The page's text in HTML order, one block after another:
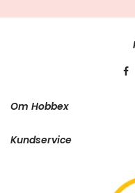
Om Hobbex
Kundservice